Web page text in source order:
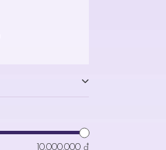
10.000.000 đ